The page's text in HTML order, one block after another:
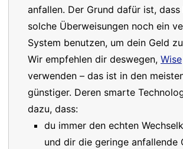
anfallen. Der Grund dafür ist, dass
solche Überweisungen noch ein
System benutzen, um dein Geld
Wir empfehlen dir deswegen, Wise
verwenden – das ist in den
günstiger. Deren smarte
dazu, dass:
du immer den echten
und dir die geringe anfallende